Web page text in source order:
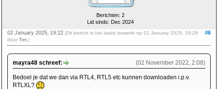
Berichten: 2
Lid sinds: Dec 2024
#6
02 January 2025, 19:22 (Dit bericht is het laatst bewerkt op 02 January 2025, 19:28
door Tim .)
(02 November 2022, 2:08)
mayra48 schreef:
Bedoel je dat we dan via RTL4, RTL5 etc kunnen downloaden i.p.v.
RTLXL?